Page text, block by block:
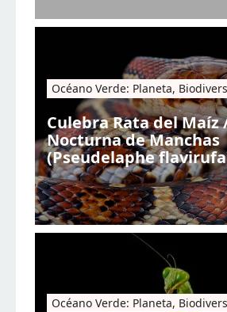
Océano Verde: Planeta,
Culebra Rata del Maíz
Nocturna de Manchas
(Pseudelaphe
Océano Verde: Planeta,